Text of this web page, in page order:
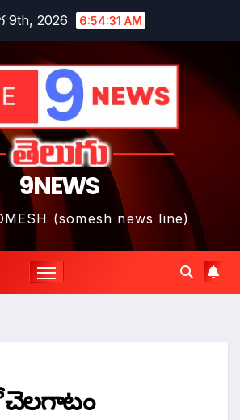
9th, 2026 6:54:32 AM
9NEWS
(somesh news line)